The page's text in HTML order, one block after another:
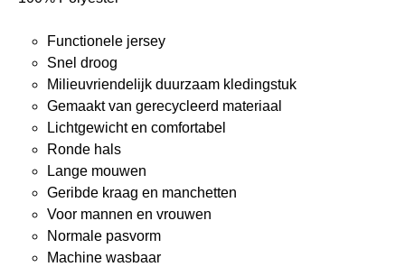
Functionele jersey
Snel droog
Milieuvriendelijk duurzaam kledingstuk
Gemaakt van gerecycleerd materiaal
Lichtgewicht en comfortabel
Ronde hals
Lange mouwen
Geribde kraag en manchetten
Voor mannen en vrouwen
Normale pasvorm
Machine wasbaar